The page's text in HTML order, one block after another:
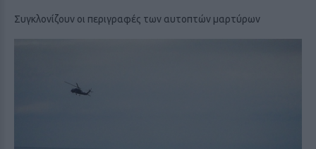
Συγκλονίζουν οι περιγραφές των αυτοπτών μαρτύρων